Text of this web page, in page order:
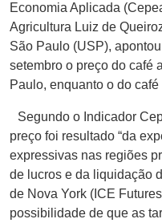
Economia Aplicada
Agricultura Luiz de
São Paulo (USP),
setembro o preço do café
Paulo, enquanto o do
Segundo o Indicador
preço foi resultado “da
expressivas nas regiões
de lucros e da liquidação
de Nova York (ICE
possibilidade de que as